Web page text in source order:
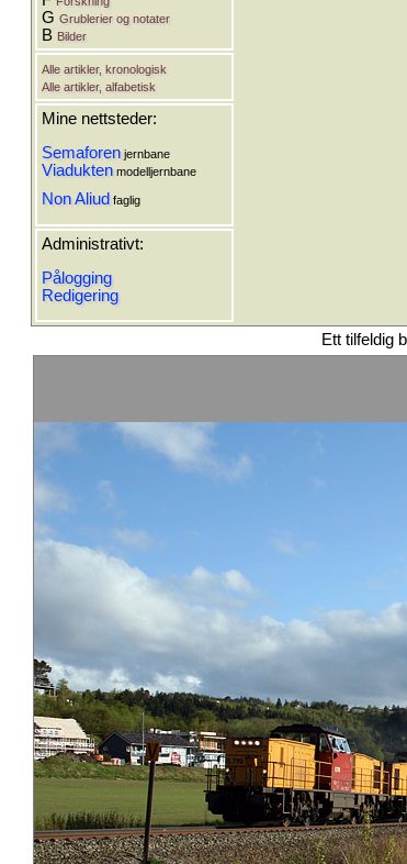
GGrublerier og notater
B Bilder
Alle artikler, kronologisk
Alle artikler, alfabetisk
Mine nettsteder:
Semaforen jernbane
Viadukten modelljernbane
Non Aliud faglig
Administrativt:
Pålogging
Redigering
Ett tilfeldig